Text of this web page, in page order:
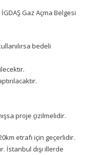
Gaz Açma Belgesi
bedeli
proje çizilmelidir.
etrafı için geçerlidir.
İstanbul dışı illerde